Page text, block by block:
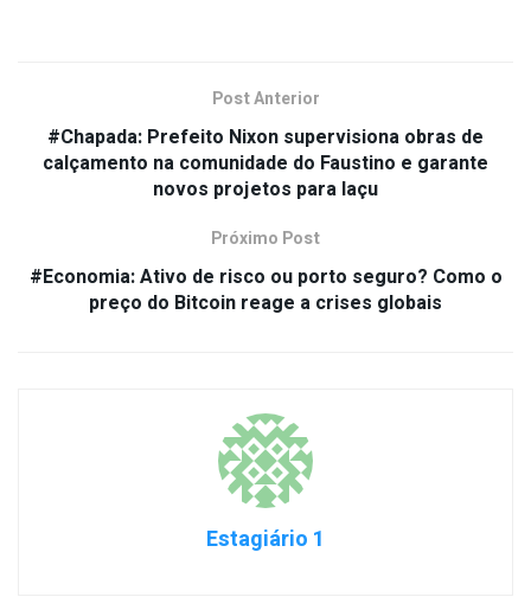
Post Anterior
#Chapada: Prefeito Nixon supervisiona obras de
calçamento na comunidade do Faustino e garante
novos projetos para Iaçu
Próximo Post
#Economia: Ativo de risco ou porto seguro? Como o
preço do Bitcoin reage a crises globais
Estagiário 1